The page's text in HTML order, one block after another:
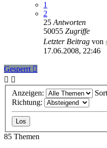
1
2
25 Antworten
50055 Zugriffe
Letzter Beitrag von
17.06.2008, 22:46
Gesperrt
Anzeigen:
Richtung:
85 Themen